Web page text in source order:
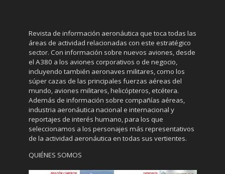
Revista de información aeronáutica que toca todas las
áreas de actividad relacionadas con este estratégico
sector. Con información sobre nuevos aviones, desde
el A380 a los aviones corporativos o de negocio,
incluyendo también aeronaves militares, como los
súper cazas de las principales fuerzas aéreas del
mundo, aviones militares, helicópteros, etcétera.
Además de información sobre compañías aéreas,
industria aeronáutica nacional e internacional y
reportajes de interés humano, para los que
seleccionamos a los personajes más representativos
de la actividad aeronáutica en todas sus vertientes.
QUIÉNES SOMOS